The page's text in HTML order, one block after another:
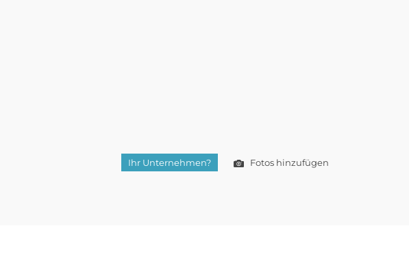
Ihr Unternehmen? Fotos hinzufügen